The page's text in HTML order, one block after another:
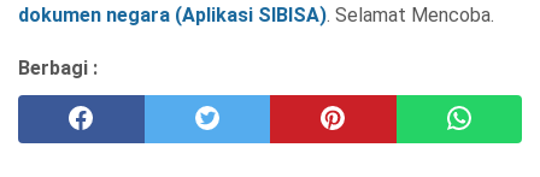
dokumen negara (Aplikasi SIBISA). Selamat Mencoba.
Berbagi :